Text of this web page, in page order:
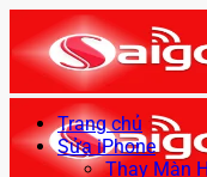
qua
nội
dung
Trang chủ
Sửa iPhone
Thay Màn